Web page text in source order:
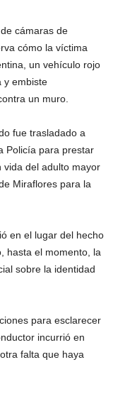
cámaras de
cómo la víctima
un vehículo rojo
y embiste
un muro.
fue trasladado a
Policía para prestar
vida del adulto mayor
Miraflores para la
en el lugar del hecho
hasta el momento, la
sobre la identidad
para esclarecer
incurrió en
falta que haya